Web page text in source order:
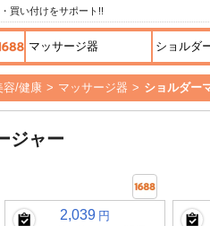
買い付けをサポート!!
容/健康 > マッサージ器 > ショルダー
ジャー
2,039 円